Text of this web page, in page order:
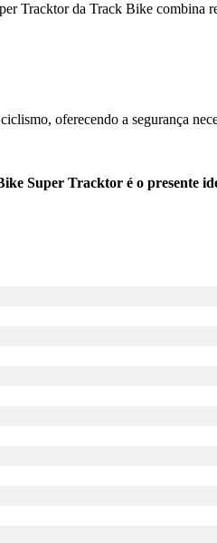
Tracktor da Track Bike combina
oferecendo a segurança
Super Tracktor é o presente